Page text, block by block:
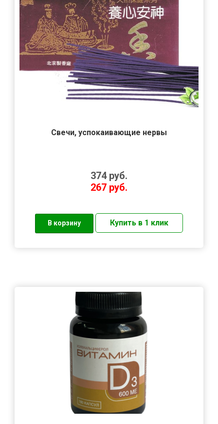
Свечи, успокаивающие нервы
374 руб.
267 руб.